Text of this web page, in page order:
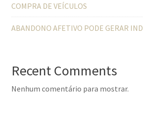
COMPRA DE VEÍCULOS
ABANDONO AFETIVO PODE GERAR
Recent Comments
Nenhum comentário para mostrar.